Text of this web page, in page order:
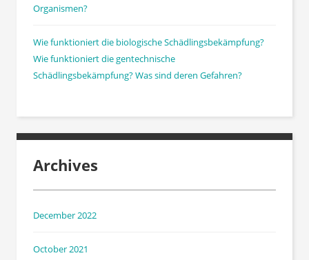
Organismen?
Wie funktioniert die biologische Schädlingsbekämpfung?
Wie funktioniert die gentechnische
Schädlingsbekämpfung? Was sind deren Gefahren?
Archives
December 2022
October 2021